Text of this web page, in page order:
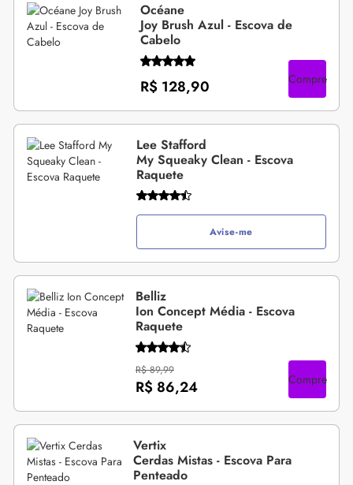
Océane
Joy Brush Azul - Escova de
Cabelo
R$ 128,90 Compre
Lee Stafford
My Squeaky Clean - Escova
Raquete
Avise-me
Belliz
Ion Concept Média - Escova
Raquete
R$ 89,99
R$ 86,24 Compre
Vertix
Cerdas Mistas - Escova Para
Penteado